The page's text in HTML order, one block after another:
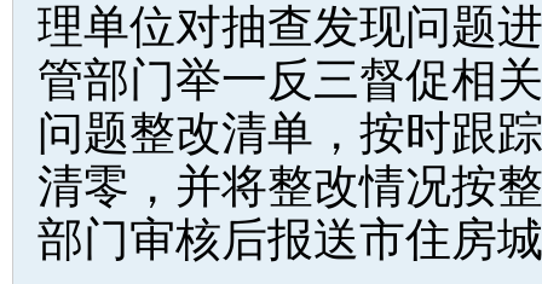
理单位对抽查发现问题
管部门举一反三督促相
问题整改清单，按时跟
清零，并将整改情况按
部门审核后报送市住房